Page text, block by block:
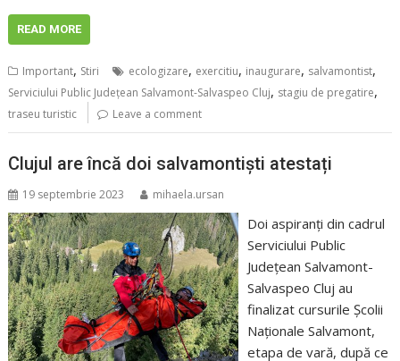
READ MORE
Important, Stiri ecologizare, exercitiu, inaugurare, salvamontist,
Serviciului Public Județean Salvamont-Salvaspeo Cluj, stagiu de pregatire,
traseu turistic Leave a comment
Clujul are încă doi salvamontiști atestați
19 septembrie 2023 mihaela.ursan
Doi aspiranți din cadrul
Serviciului Public
Județean Salvamont-
Salvaspeo Cluj au
finalizat cursurile Școlii
Naționale Salvamont,
etapa de vară, după ce